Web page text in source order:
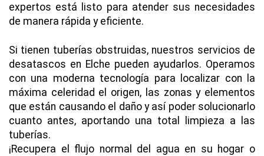
expertos está listo para atender sus necesidades
de manera rápida y eficiente.
Si tienen tuberías obstruidas, nuestros servicios de
desatascos en Elche pueden ayudarlos. Operamos
con una moderna tecnología para localizar con la
máxima celeridad el origen, las zonas y elementos
que están causando el daño y así poder solucionarlo
cuanto antes, aportando una total limpieza a las
tuberías.
¡Recupera el flujo normal del agua en su hogar o